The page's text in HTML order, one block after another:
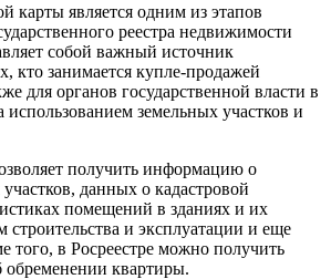
карты является одним из этапов
реестра недвижимости
собой важный источник
кто занимается купле-продажей
для органов государственной власти в
использованием земельных участков и
получить информацию о
данных о кадастровой
помещений в зданиях и их
строительства и эксплуатации и еще
того, в Росреестре можно получить
квартиры.